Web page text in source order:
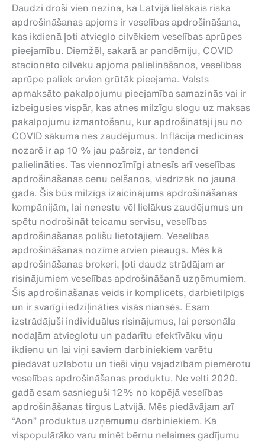
Daudzi droši vien nezina, ka Latvijā lielākais riska
apdrošināšanas apjoms ir veselības apdrošināšana,
kas ikdienā ļoti atvieglo cilvēkiem veselības aprūpes
pieejamību. Diemžēl, sakarā ar pandēmiju, COVID
stacionēto cilvēku apjoma palielināšanos, veselības
aprūpe paliek arvien grūtāk pieejama. Valsts
apmaksāto pakalpojumu pieejamība samazinās vai ir
izbeigusies vispār, kas atnes milzīgu slogu uz maksas
pakalpojumu izmantošanu, kur apdrošinātāji jau no
COVID sākuma nes zaudējumus. Inflācija medicīnas
nozarē ir ap 10 % jau pašreiz, ar tendenci
palielināties. Tas viennozīmīgi atnesīs arī veselības
apdrošināšanas cenu celšanos, visdrīzāk no jaunā
gada. Šis būs milzīgs izaicinājums apdrošināšanas
kompānijām, lai nenestu vēl lielākus zaudējumus un
spētu nodrošināt teicamu servisu, veselības
apdrošināšanas polišu lietotājiem. Veselības
apdrošināšanas nozīme arvien pieaugs. Mēs kā
apdrošināšanas brokeri, ļoti daudz strādājam ar
risinājumiem veselības apdrošināšanā uzņēmumiem.
Šis apdrošināšanas veids ir komplicēts, darbietilpīgs
un ir svarīgi iedziļināties visās niansēs. Esam
izstrādājuši individuālus risinājumus, lai personāla
nodaļām atvieglotu un padarītu efektīvāku viņu
ikdienu un lai viņi saviem darbiniekiem varētu
piedāvāt uzlabotu un tieši viņu vajadzībām piemērotu
veselības apdrošināšanas produktu. Ne velti 2020.
gadā esam sasnieguši 12% no kopējā veselības
apdrošināšanas tirgus Latvijā. Mēs piedāvājam arī
“Aon” produktus uzņēmumu darbiniekiem. Kā
vispopulārāko varu minēt bērnu nelaimes gadījumu